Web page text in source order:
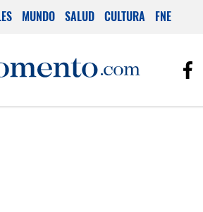
MUNDO SALUD CULTURA FNE